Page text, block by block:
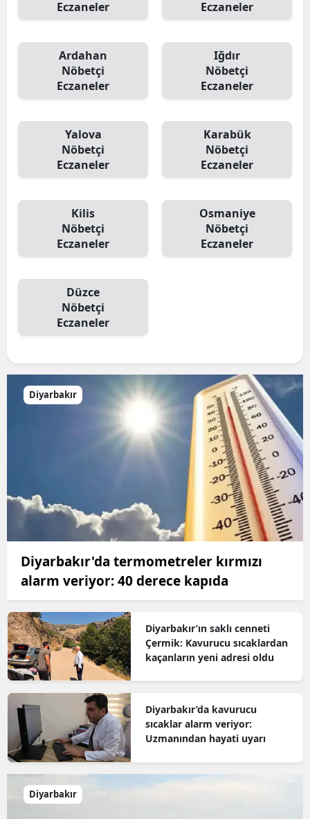
Eczaneler Eczaneler
Ardahan
Nöbetçi
Eczaneler
Iğdır
Nöbetçi
Eczaneler
Yalova
Nöbetçi
Eczaneler
Karabük
Nöbetçi
Eczaneler
Kilis
Nöbetçi
Eczaneler
Osmaniye
Nöbetçi
Eczaneler
Düzce
Nöbetçi
Eczaneler
Diyarbakır
Diyarbakır'da termometreler kırmızı
alarm veriyor: 40 derece kapıda
Diyarbakır’ın saklı cenneti
Çermik: Kavurucu sıcaklardan
kaçanların yeni adresi oldu
Diyarbakır’da kavurucu
sıcaklar alarm veriyor:
Uzmanından hayati uyarı
Diyarbakır